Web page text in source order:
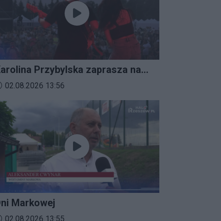
Przybylska zaprasza na
2026
dodania materiału wideo:
02.08.2026 13:56
Markowej
dodania materiału wideo:
02.08.2026 13:55